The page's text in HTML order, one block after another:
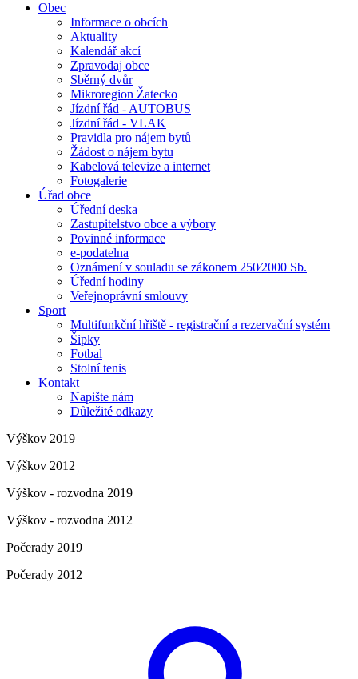
Obec
Informace o obcích
Aktuality
Kalendář akcí
Zpravodaj obce
Sběrný dvůr
Mikroregion Žatecko
Jízdní řád - AUTOBUS
Jízdní řád - VLAK
Pravidla pro nájem bytů
Žádost o nájem bytu
Kabelová televize a internet
Fotogalerie
Úřad obce
Úřední deska
Zastupitelstvo obce a výbory
Povinné informace
e-podatelna
Oznámení v souladu se zákonem 250⁄2000 Sb.
Úřední hodiny
Veřejnoprávní smlouvy
Sport
Multifunkční hřiště - registrační a rezervační systém
Šipky
Fotbal
Stolní tenis
Kontakt
Napište nám
Důležité odkazy
Výškov 2019
Výškov 2012
Výškov - rozvodna 2019
Výškov - rozvodna 2012
Počerady 2019
Počerady 2012